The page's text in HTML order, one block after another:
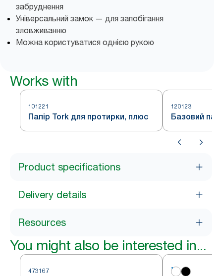
забруднення
Універсальний замок — для запобігання
зловживанню
Можна користуватися однією рукою
Works with
101221
Папір Tork для протирки, плюс
120123
Базовий
Product specifications
Delivery details
Resources
You might also be interested in...
473167